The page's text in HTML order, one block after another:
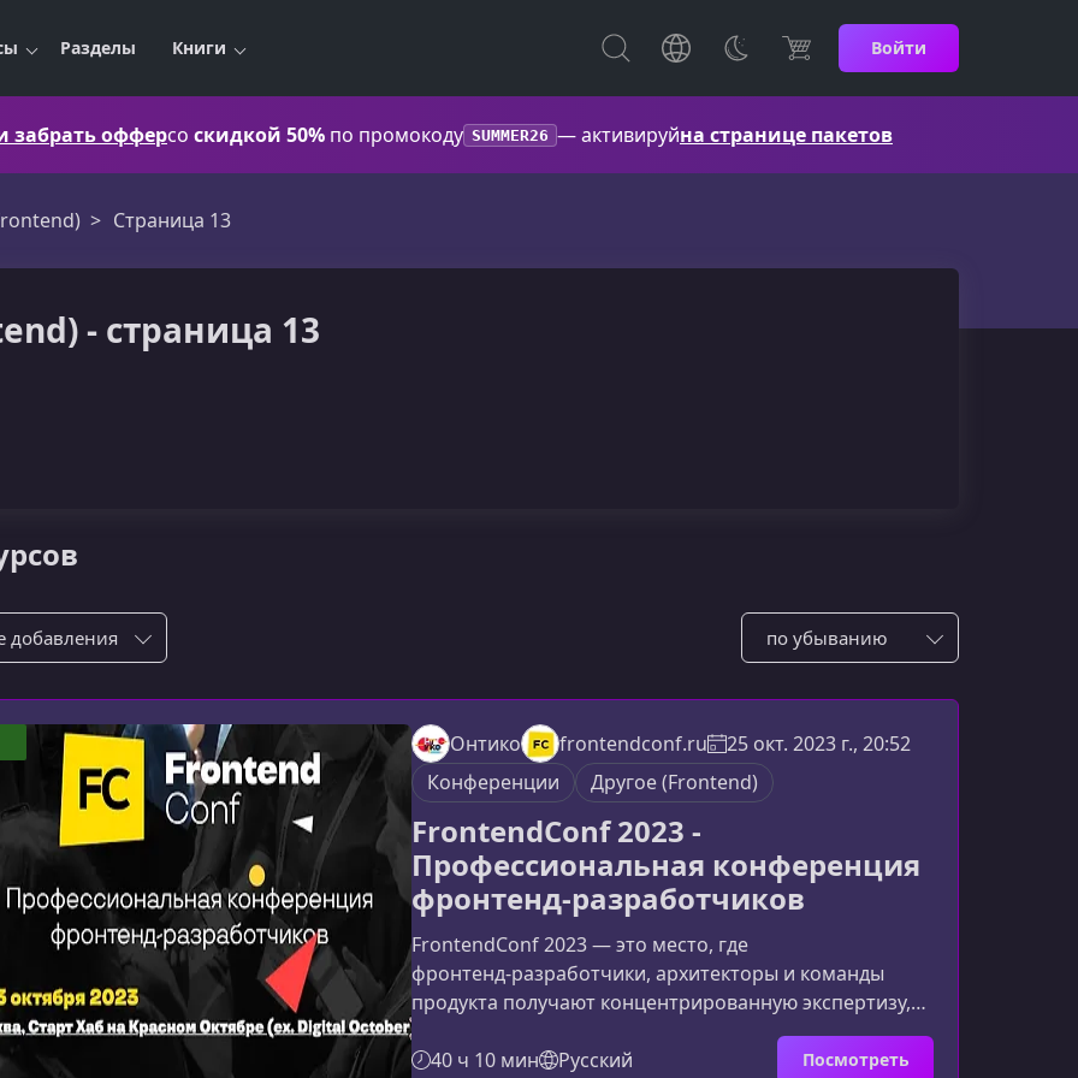
Разделы Книги Войти
забрать офферсо скидкой 50% по промокоду SUMMER26 — активируйна странице пакетов
Страница 13
- страница 13
по: Сотировать по:
Онтико frontendconf.ru
25 окт. 2023 г., 20:52
Конференции
Другое (Frontend)
FrontendConf 2023 -
Профессиональная конференция
фронтенд-разработчиков
FrontendConf 2023 — это место, где
фронтенд‑разработчики, архитекторы и команды
продукта получают концентрированную экспертизу,
основанную на реальных кейсах ведущих
IT‑компаний. Программа сформирована по
40 ч 10 мин Русский Посмотреть